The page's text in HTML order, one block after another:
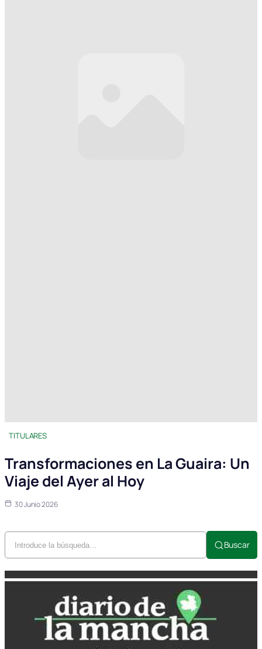
TITULARES
Transformaciones en La Guaira: Un
Viaje del Ayer al Hoy
30 Junio 2026
Buscar